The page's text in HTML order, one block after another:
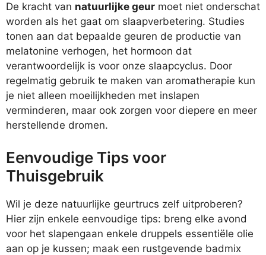
De kracht van natuurlijke geur moet niet onderschat
worden als het gaat om slaapverbetering. Studies
tonen aan dat bepaalde geuren de productie van
melatonine verhogen, het hormoon dat
verantwoordelijk is voor onze slaapcyclus. Door
regelmatig gebruik te maken van aromatherapie kun
je niet alleen moeilijkheden met inslapen
verminderen, maar ook zorgen voor diepere en meer
herstellende dromen.
Eenvoudige Tips voor
Thuisgebruik
Wil je deze natuurlijke geurtrucs zelf uitproberen?
Hier zijn enkele eenvoudige tips: breng elke avond
voor het slapengaan enkele druppels essentiële olie
aan op je kussen; maak een rustgevende badmix